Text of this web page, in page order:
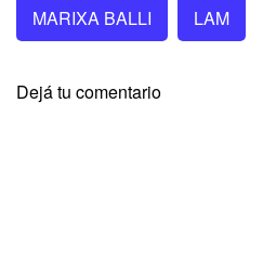
MARIXA BALLI
LAM
Dejá tu comentario